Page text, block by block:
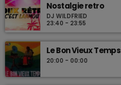
Nostalgie retro
DJ WILDFRIED
23:40 - 23:55
Le Bon Vieux Temps
20:00 - 00:00